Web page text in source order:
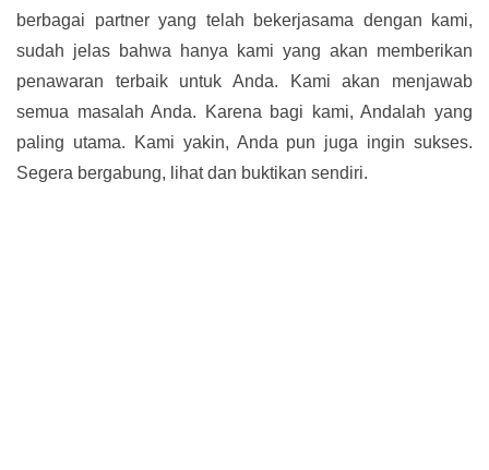
berbagai partner yang telah bekerjasama dengan kami,
sudah jelas bahwa hanya kami yang akan memberikan
penawaran terbaik untuk Anda. Kami akan menjawab
semua masalah Anda. Karena bagi kami, Andalah yang
paling utama. Kami yakin, Anda pun juga ingin sukses.
Segera bergabung, lihat dan buktikan sendiri.